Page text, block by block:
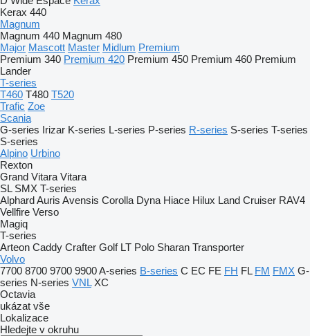
Kerax 440
Magnum
Magnum 440 Magnum 480
Major Mascott Master Midlum Premium
Premium 340 Premium 420 Premium 450 Premium 460 Premium
Lander
T-series
T460 T480 T520
Trafic Zoe
Scania
G-series Irizar K-series L-series P-series R-series S-series T-series
S-series
Alpino Urbino
Rexton
Grand Vitara Vitara
SL SMX T-series
AlphardAuris Avensis Corolla Dyna Hiace Hilux Land Cruiser RAV4
Vellfire Verso
Magiq
T-series
Arteon Caddy Crafter Golf LT Polo Sharan Transporter
Volvo
7700 8700 9700 9900A-series B-series C EC FE FH FL FM FMX G-
series N-series VNL XC
Octavia
ukázat vše
Lokalizace
Hledejte v okruhu